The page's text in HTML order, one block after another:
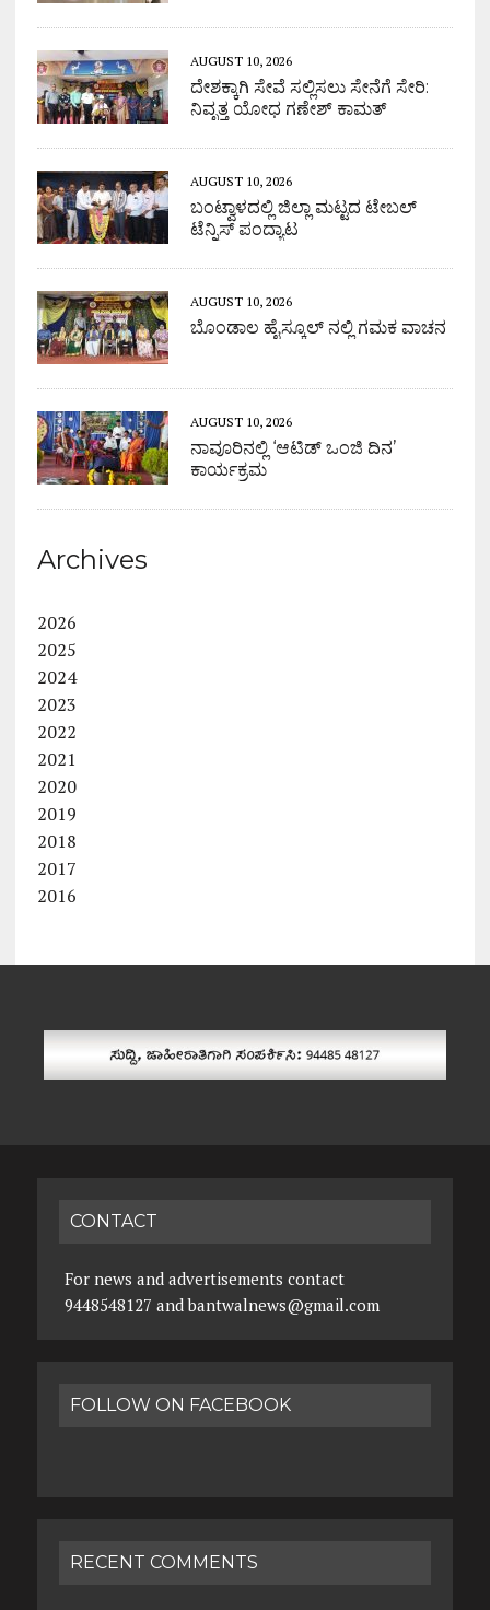
AUGUST 10, 2026
ದೇಶಕ್ಕಾಗಿ ಸೇವೆ ಸಲ್ಲಿಸಲು ಸೇನೆಗೆ ಸೇರಿ:
ನಿವೃತ್ತ ಯೋಧ ಗಣೇಶ್ ಕಾಮತ್
AUGUST 10, 2026
ಬಂಟ್ವಾಳದಲ್ಲಿ ಜಿಲ್ಲಾ ಮಟ್ಟದ ಟೇಬಲ್
ಟೆನ್ನಿಸ್ ಪಂದ್ಯಾಟ
AUGUST 10, 2026
ಬೊಂಡಾಲ ಹೈಸ್ಕೂಲ್ ನಲ್ಲಿ ಗಮಕ ವಾಚನ
AUGUST 10, 2026
ನಾವೂರಿನಲ್ಲಿ ‘ಆಟಿಡ್ ಒಂಜಿ ದಿನ’
ಕಾರ್ಯಕ್ರಮ
Archives
2026
2025
2024
2023
2022
2021
2020
2019
2018
2017
2016
CONTACT
For news and advertisements contact
9448548127 and bantwalnews@gmail.com
FOLLOW ON FACEBOOK
RECENT COMMENTS